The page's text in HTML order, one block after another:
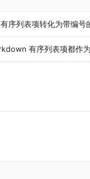
序列表项转化为带编号
有序列表项都作